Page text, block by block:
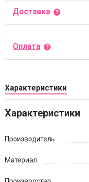
Доставка
Оплата
Характеристики
Характеристики
Производитель
Материал